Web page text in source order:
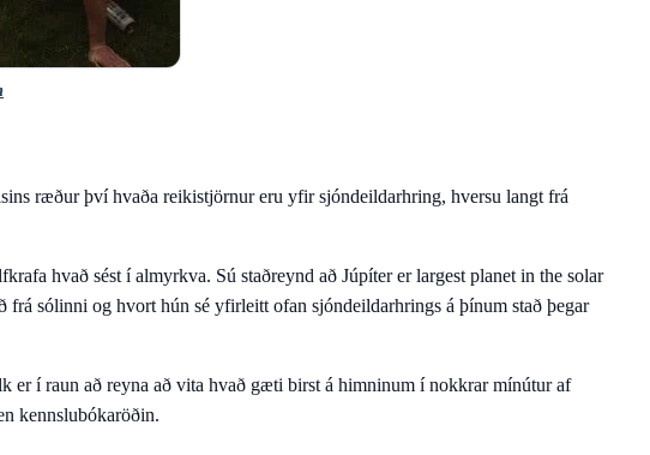
ræður því hvaða reikistjörnur eru yfir sjóndeildarhring, hversu langt frá
hvað sést í almyrkva. Sú staðreynd að Júpíter er largest planet in the solar
sólinni og hvort hún sé yfirleitt ofan sjóndeildarhrings á þínum stað þegar
er í raun að reyna að vita hvað gæti birst á himninum í nokkrar mínútur af
kennslubókaröðin.